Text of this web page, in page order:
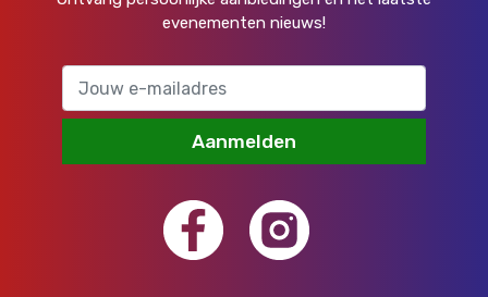
evenementen nieuws!
Aanmelden